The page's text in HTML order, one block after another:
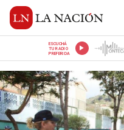
ESCUCHÁ
TU RADIO
PREFERIDA